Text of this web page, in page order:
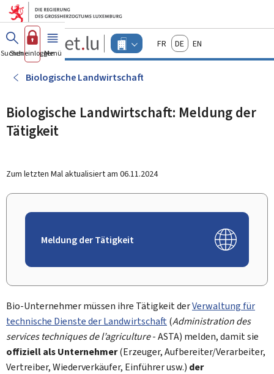
Zum Hauptmenü
Zum Inhalt
Guichet.lu
Changer
d'espace
-
Menu
actif
FrançaisDeutschEnglish
Suchen
Sich einloggen
Menü Haupt-
Biologische Landwirtschaft
Biologische Landwirtschaft: Meldung der
Tätigkeit
Zum letzten Mal aktualisiert am 06.11.2024
Meldung der Tätigkeit
Bio-Unternehmer müssen ihre Tätigkeit derVerwaltung für
technische Dienste der Landwirtschaft (Administration des
services techniques de l’agriculture- ASTA) melden, damit sie
offiziell als Unternehmer(Erzeuger, Aufbereiter/Verarbeiter,
Vertreiber, Wiederverkäufer, Einführer usw.) der